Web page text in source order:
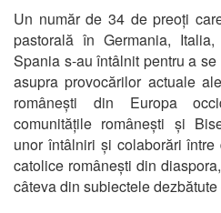
Un număr de 34 de preoți
pastorală în Germania,
Spania s-au întâlnit pentru a
asupra provocărilor actuale
românești din Europa
comunitățile românești și
unor întâlniri și colaborări
catolice românești din
câteva din subiectele